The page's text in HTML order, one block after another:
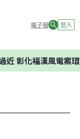
電子報 登入
化福漢風電案環委